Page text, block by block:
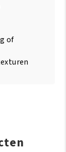
of